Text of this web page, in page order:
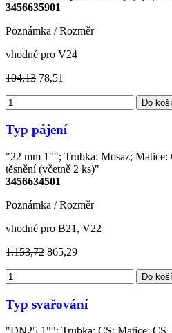
3456635901
Poznámka / Rozměr
vhodné pro V24
104,13 78,51
Do
Typ pájení
"22 mm 1""; Trubka: Mosaz; Matice:
těsnění (včetně 2 ks)"
3456634501
Poznámka / Rozměr
vhodné pro B21, V22
1.153,72 865,29
Do
Typ svařování